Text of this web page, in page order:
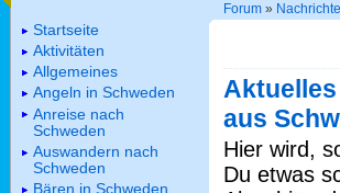
Forum »
aus
Hier wird,
Du etwas
Startseite
Aktivitäten
Allgemeines
Angeln in Schweden
Anreise nach
Schweden
Auswandern nach
Schweden
Bären in Schweden